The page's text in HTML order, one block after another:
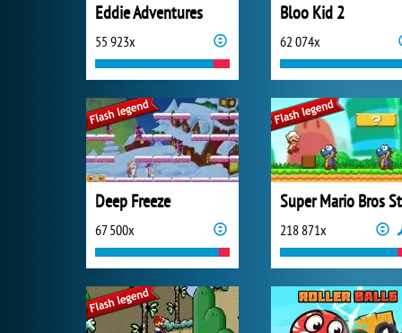
Eddie Adventures
55 923x
Bloo Kid 2
62 074x
Deep Freeze
67 500x
Super Mario Bros
218 871x